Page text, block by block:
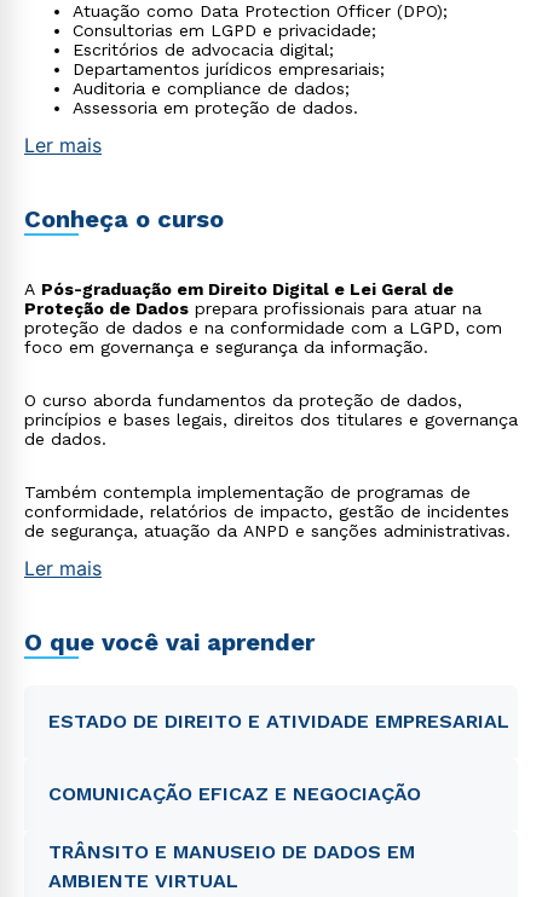
Atuação como Data Protection Officer (DPO);
Consultorias em LGPD e privacidade;
Escritórios de advocacia digital;
Departamentos jurídicos empresariais;
Auditoria e compliance de dados;
Assessoria em proteção de dados.
Ler mais
Conheça o curso
A Pós-graduação em Direito Digital e Lei Geral de
Proteção de Dados prepara profissionais para atuar na
proteção de dados e na conformidade com a LGPD, com
foco em governança e segurança da informação.
O curso aborda fundamentos da proteção de dados,
princípios e bases legais, direitos dos titulares e governança
de dados.
Também contempla implementação de programas de
conformidade, relatórios de impacto, gestão de incidentes
de segurança, atuação da ANPD e sanções administrativas.
Ler mais
O que você vai aprender
ESTADO DE DIREITO E ATIVIDADE EMPRESARIAL
COMUNICAÇÃO EFICAZ E NEGOCIAÇÃO
TRÂNSITO E MANUSEIO DE DADOS EM
AMBIENTE VIRTUAL